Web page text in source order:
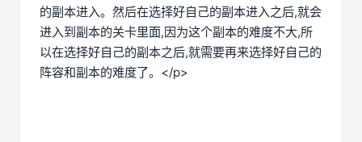
的副本进入。然后在选择好自己的副本进入之后,就会
进入到副本的关卡里面,因为这个副本的难度不大,所
以在选择好自己的副本之后,就需要再来选择好自己的
阵容和副本的难度了。</p>